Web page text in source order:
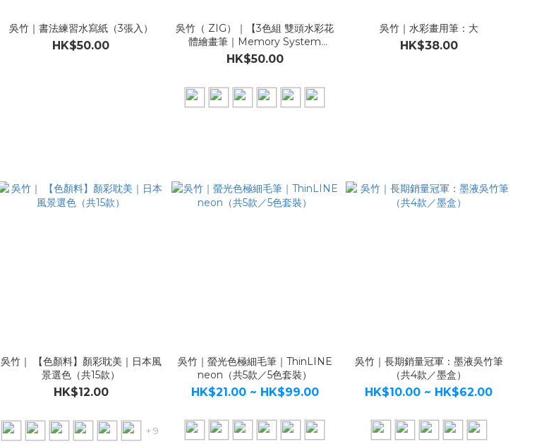
吳竹｜書法練習水寫紙（3張入）
HK$50.00
吳竹（ ZIG）｜【3色組 雙頭水彩花
體繪畫筆｜Memory System
Calligraphy （共6款）
HK$50.00
吳竹｜水彩畫用筆：大
HK$38.00
吳竹｜ 【色顏料】顏彩耽美｜日本風
景選色（共15款）
HK$12.00
+ 9
吳竹｜螢光色極細毛筆｜ThinLINE
neon（共5款／5色套裝）
HK$21.00 ~ HK$99.00
吳竹｜長期銷量冠軍：墨液吳竹筆
（共4款／墨盒）
HK$10.00 ~ HK$62.00